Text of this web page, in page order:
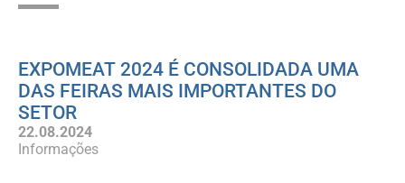
EXPOMEAT 2024 É CONSOLIDADA UMA
DAS FEIRAS MAIS IMPORTANTES DO
SETOR
22.08.2024
Informações